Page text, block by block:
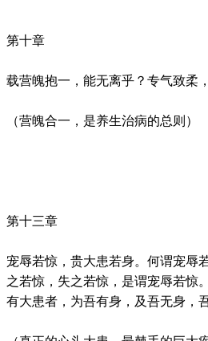
第十章
载营魄抱一，能无离乎？专气致柔
（营魄合一，是养生治病的总则）
第十三章
宠辱若惊，贵大患若身。何谓宠辱
之若惊，失之若惊，是谓宠辱若惊
有大患者，为吾有身，及吾无身，